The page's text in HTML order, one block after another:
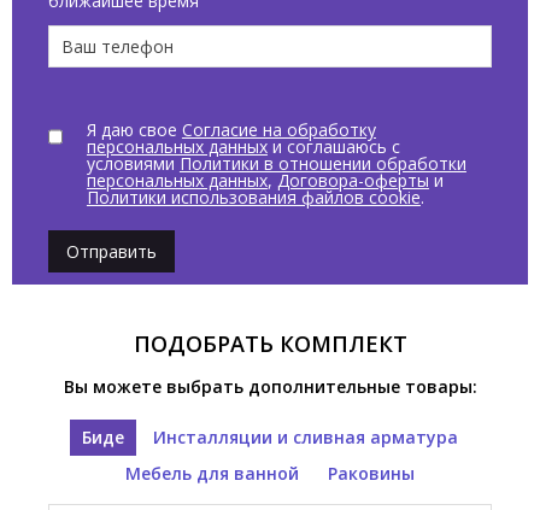
Я даю свое Согласие на обработку
персональных данныхи соглашаюсь с
условиями Политики в отношении обработки
персональных данных, Договора-оферты и
Политики использования файлов cookie.
Отправить
ПОДОБРАТЬ КОМПЛЕКТ
Вы можете выбрать дополнительные товары:
Биде
Инсталляции и сливная арматура
Мебель для ванной
Раковины